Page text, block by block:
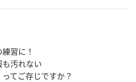
習に！
汚れない
てご存じですか？